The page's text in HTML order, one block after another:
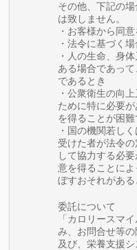
その他、下記の
は致しません。
・お客様から同
・法令に基づく場
・人の生命、身
ある場合であっ
であるとき
・公衆衛生の向
ために特に必要
を得ることが困難
・国の機関若し
受けた者が法令
して協力する必
意を得ることに
ぼすおそれがある
委託について
「カロリースマ
み、お問合せ等の
及び、栄養支援